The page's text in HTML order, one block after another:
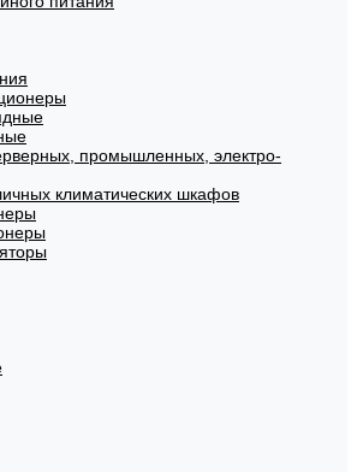
промышленных, электро-
климатических шкафов